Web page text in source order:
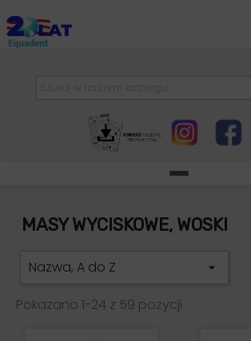
MASY WYCISKOWE, WOSKI
Nazwa, A do Z 
Pokazano 1-24 z 59 pozycji